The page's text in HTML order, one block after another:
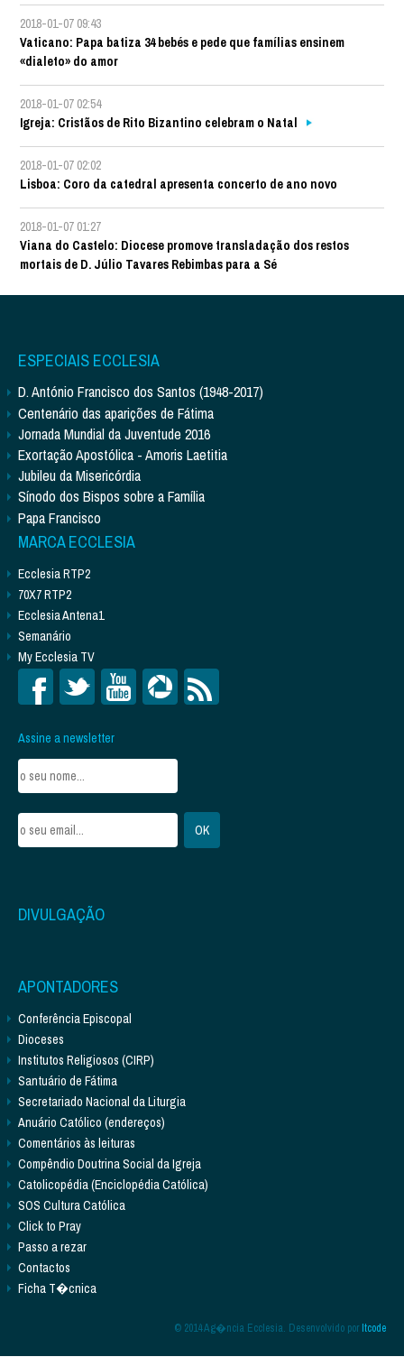
2018-01-07 09:43
Vaticano: Papa batiza 34 bebés e pede que famílias ensinem
«dialeto» do amor
2018-01-07 02:54
Igreja: Cristãos de Rito Bizantino celebram o Natal
2018-01-07 02:02
Lisboa: Coro da catedral apresenta concerto de ano novo
2018-01-07 01:27
Viana do Castelo: Diocese promove transladação dos restos
mortais de D. Júlio Tavares Rebimbas para a Sé
ESPECIAIS ECCLESIA
D. António Francisco dos Santos (1948-2017)
Centenário das aparições de Fátima
Jornada Mundial da Juventude 2016
Exortação Apostólica - Amoris Laetitia
Jubileu da Misericórdia
Sínodo dos Bispos sobre a Família
Papa Francisco
MARCA ECCLESIA
Ecclesia RTP2
70X7 RTP2
Ecclesia Antena1
Semanário
My Ecclesia TV
Assine a newsletter
DIVULGAÇÃO
APONTADORES
Conferência Episcopal
Dioceses
Institutos Religiosos (CIRP)
Santuário de Fátima
Secretariado Nacional da Liturgia
Anuário Católico (endereços)
Comentários às leituras
Compêndio Doutrina Social da Igreja
Catolicopédia (Enciclopédia Católica)
SOS Cultura Católica
Click to Pray
Passo a rezar
Contactos
Ficha T�cnica
© 2014 Ag�ncia Ecclesia. Desenvolvido porItcode